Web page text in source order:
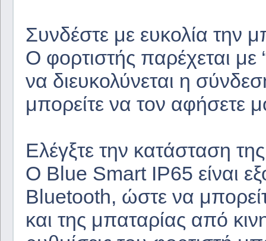
Συνδέστε με ευκολία την
Ο φορτιστής παρέχεται με
να διευκολύνεται η
μπορείτε να τον αφήσετε
Ελέγξτε την κατάσταση
Ο Blue Smart IP65 είναι
Bluetooth, ώστε να
και της μπαταρίας από